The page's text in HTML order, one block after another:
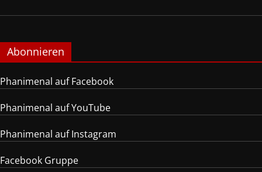
Abonnieren
Phanimenal auf Facebook
Phanimenal auf YouTube
Phanimenal auf Instagram
Facebook Gruppe